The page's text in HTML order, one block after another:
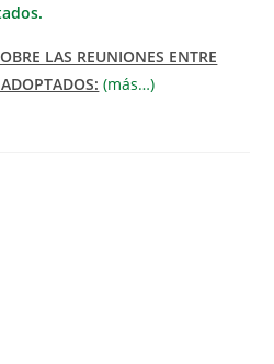
LAS REUNIONES ENTRE
(más…)